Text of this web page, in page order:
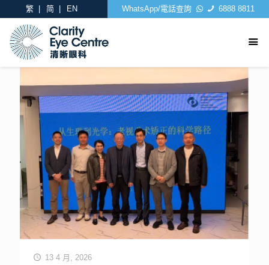
繁 简 EN WhatsApp/電話查詢 6888 8811
13 4 月, 2026